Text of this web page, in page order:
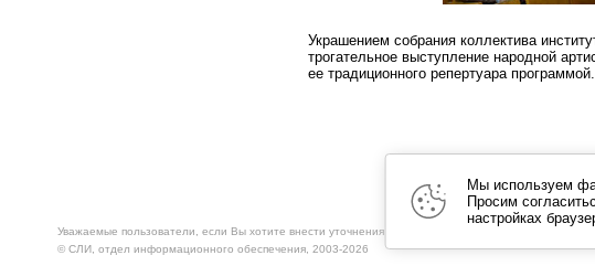
Украшением собрания коллектива
трогательное выступление народной
ее традиционного репертуара программой.
Уважаемые пользователи, если Вы хотите внести уточнения к материалам сайта, выделите
© CЛИ, отдел информационного обеспечения, 2003-2026
Мы используем
Просим
настройках